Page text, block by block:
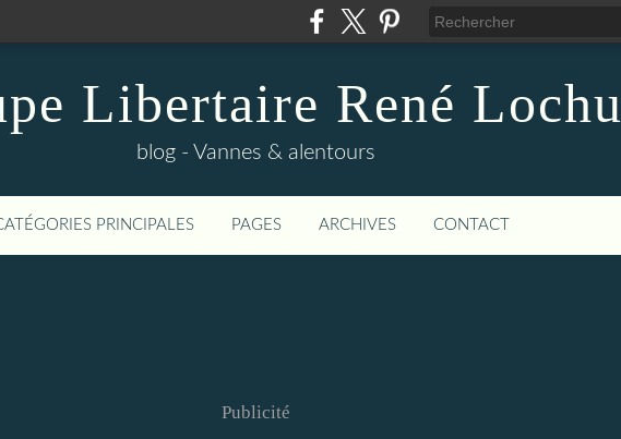
Libertaire René Lochu
blog - Vannes & alentours
PRINCIPALES PAGES ARCHIVES CONTACT
Publicité